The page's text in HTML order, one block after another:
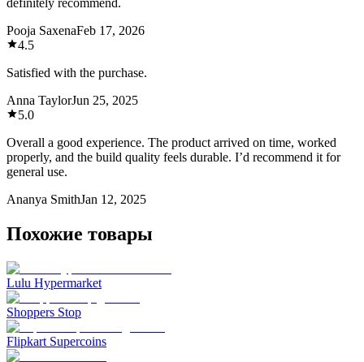
definitely recommend.
Pooja SaxenaFeb 17, 2026
4.5
Satisfied with the purchase.
Anna TaylorJun 25, 2025
5.0
Overall a good experience. The product arrived on time, worked
properly, and the build quality feels durable. I’d recommend it for
general use.
Ananya SmithJan 12, 2025
Похожие товары
Lulu Hypermarket
Shoppers Stop
Flipkart Supercoins